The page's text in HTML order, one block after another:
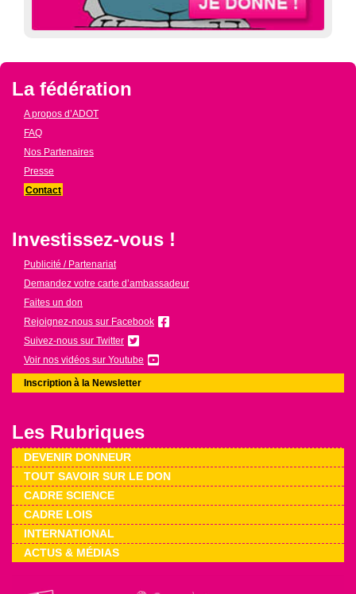
La fédération
A propos d’ADOT
FAQ
Nos Partenaires
Presse
Contact
Investissez-vous !
Publicité / Partenariat
Demandez votre carte d’ambassadeur
Faites un don
Rejoignez-nous sur Facebook
Suivez-nous sur Twitter
Voir nos vidéos sur Youtube
Inscription à la Newsletter
Les Rubriques
DEVENIR DONNEUR
TOUT SAVOIR SUR LE DON
CADRE SCIENCE
CADRE LOIS
INTERNATIONAL
ACTUS & MÉDIAS